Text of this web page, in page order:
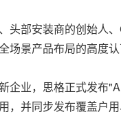
头部安装商的创始人
场景产品布局的高度认
企业，思格正式发布
，并同步发布覆盖户